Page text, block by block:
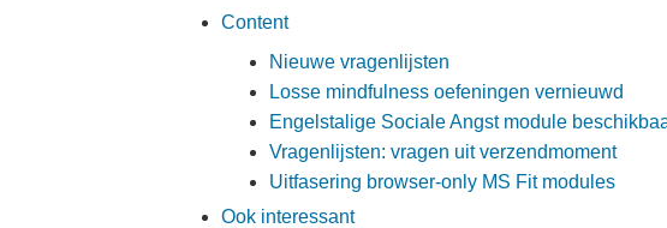
Content
Nieuwe vragenlijsten
Losse mindfulness oefeningen vernieuwd
Engelstalige Sociale Angst module
Vragenlijsten: vragen uit verzendmoment
Uitfasering browser-only MS Fit modules
Ook interessant